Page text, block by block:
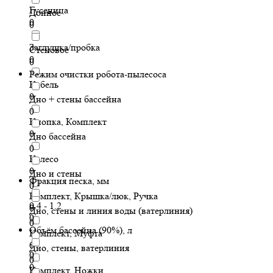
Гусеница
0
Заглушка/пробка
0
Кабель
0
Кнопка, Комплект
0
Колесо
0
Комплект, Крышка/люк, Ручка
0
Комплект, Муфта
0
Комплект, Ножки
Донное
0
Стеновое
0
Режим очистки робота-пылесоса
Дно + стены бассейна
0
Дно бассейна
0
Дно и стены
0
Дно, стены и линия воды (ватерлиния)
0
Дно, стены, ватерлиния
0
Фракция песка, мм
0.4 - 1.2
0
Объём бассейна (90%), л
0
0